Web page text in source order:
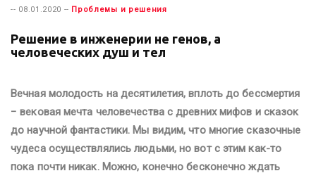
-- 08.01.2020 -- Проблемы и решения
Решение в инженерии не генов, а
человеческих душ и тел
Вечная молодость на десятилетия, вплоть до бессмертия
− вековая мечта человечества с древних мифов и сказок
до научной фантастики. Мы видим, что многие сказочные
чудеса осуществлялись людьми, но вот с этим как-то
пока почти никак. Можно, конечно бесконечно ждать